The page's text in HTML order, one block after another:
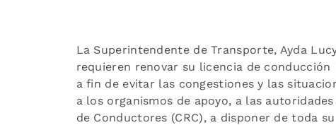
La Superintendente de Transporte, Ayda
requieren renovar su licencia de
a fin de evitar las congestiones y las
a los organismos de apoyo, a las
de Conductores (CRC), a disponer de toda